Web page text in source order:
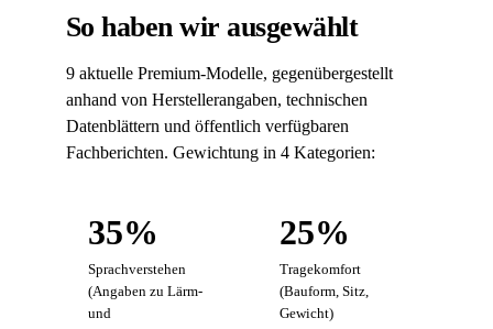
So haben wir ausgewählt
9 aktuelle Premium-Modelle, gegenübergestellt
anhand von Herstellerangaben, technischen
Datenblättern und öffentlich verfügbaren
Fachberichten. Gewichtung in 4 Kategorien:
35%
Sprachverstehen
(Angaben zu Lärm-
und
25%
Tragekomfort
(Bauform, Sitz,
Gewicht)